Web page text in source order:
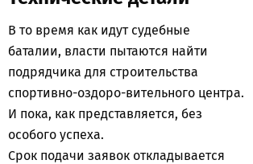
В то время как идут судебные
баталии, власти пытаются найти
подрядчика для строительства
спортивно-оздоро-вительного центра.
И пока, как представляется, без
особого успеха.
Срок подачи заявок откладывается